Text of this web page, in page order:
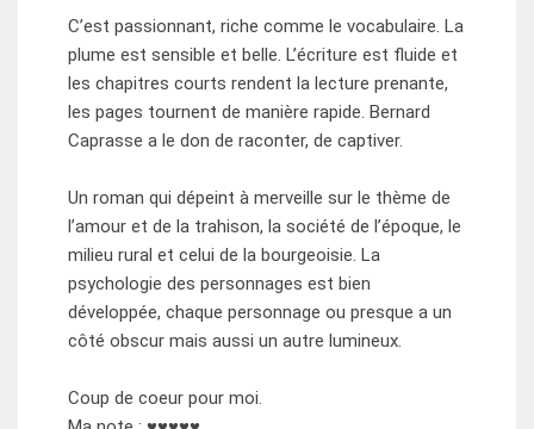
C’est passionnant, riche comme le vocabulaire. La
plume est sensible et belle. L’écriture est fluide et
les chapitres courts rendent la lecture prenante,
les pages tournent de manière rapide. Bernard
Caprasse a le don de raconter, de captiver.
Un roman qui dépeint à merveille sur le thème de
l’amour et de la trahison, la société de l’époque, le
milieu rural et celui de la bourgeoisie. La
psychologie des personnages est bien
développée, chaque personnage ou presque a un
côté obscur mais aussi un autre lumineux.
Coup de coeur pour moi.